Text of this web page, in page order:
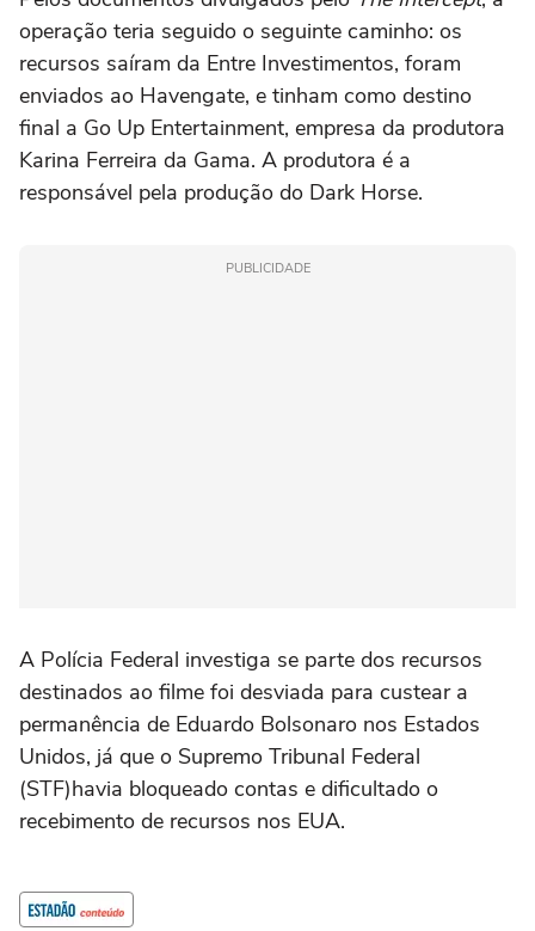
operação teria seguido o seguinte caminho: os
recursos saíram da Entre Investimentos, foram
enviados ao Havengate, e tinham como destino
final a Go Up Entertainment, empresa da produtora
Karina Ferreira da Gama. A produtora é a
responsável pela produção do Dark Horse.
PUBLICIDADE
A Polícia Federal investiga se parte dos recursos
destinados ao filme foi desviada para custear a
permanência de Eduardo Bolsonaro nos Estados
Unidos, já que o Supremo Tribunal Federal
(STF)havia bloqueado contas e dificultado o
recebimento de recursos nos EUA.